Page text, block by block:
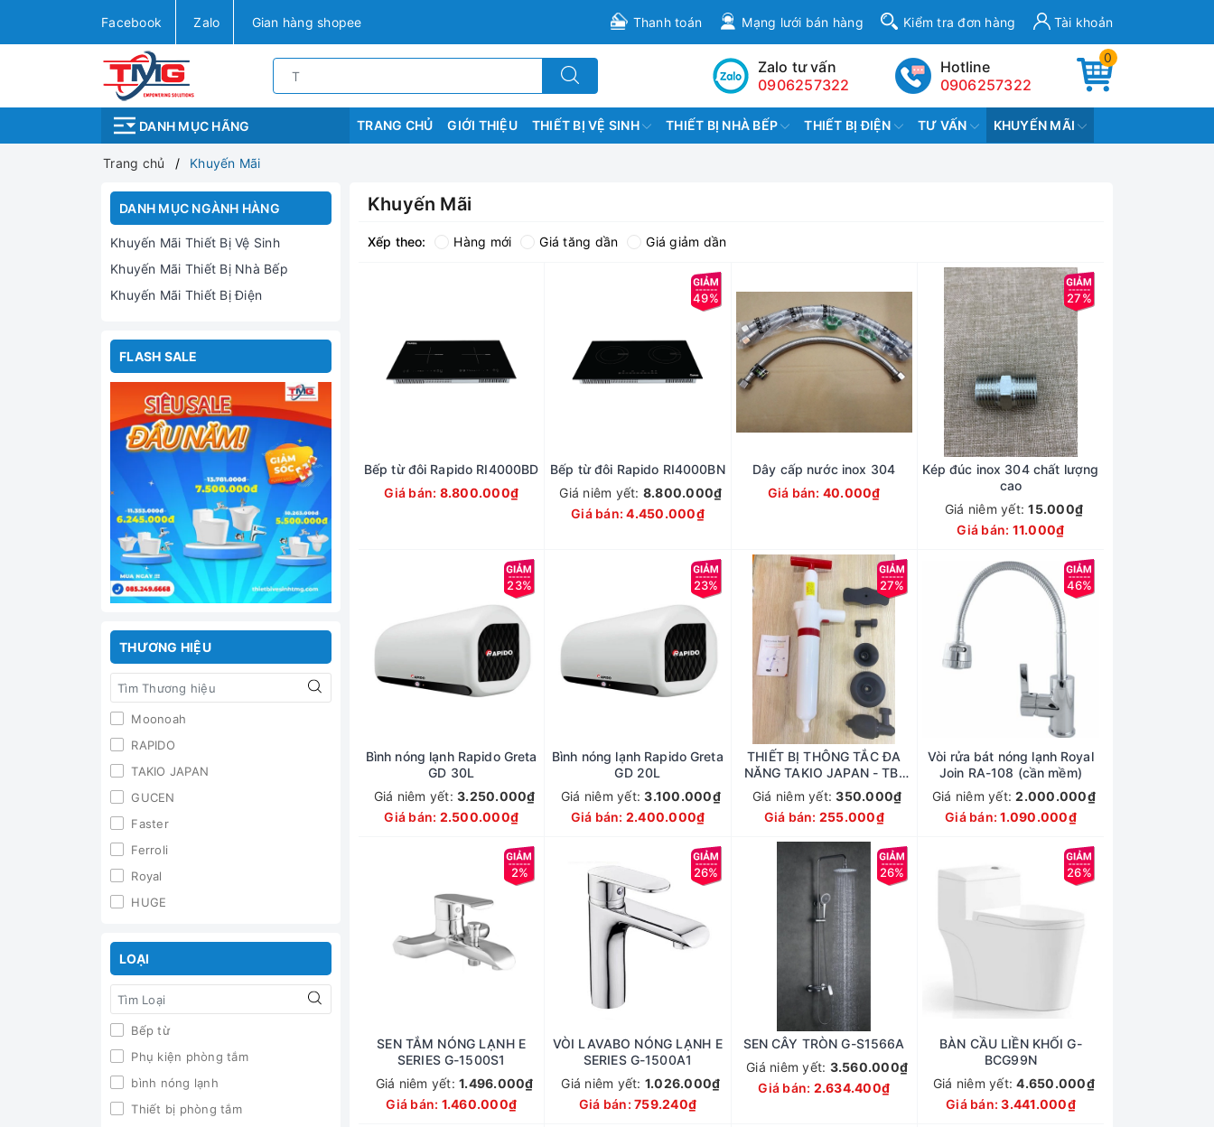
Facebook Zalo Gian hàng shopee Thanh toán Mạng lưới bán hàng Kiểm tra đơn hàng Tài khoản
0
Hotline
0906257322
Zalo tư vấn
0906257322
DANH MỤC HÃNG TRANG CHỦ GIỚI THIỆU THIẾT BỊ VỆ SINH THIẾT BỊ NHÀ BẾP THIẾT BỊ ĐIỆN TƯ VẤN KHUYẾN MÃI
Trang chủ Khuyến Mãi
DANH MỤC NGÀNH HÀNG
Khuyến Mãi Thiết Bị Vệ Sinh
Khuyến Mãi Thiết Bị Nhà Bếp
Khuyến Mãi Thiết Bị Điện
FLASH SALE
THƯƠNG HIỆU
Moonoah
RAPIDO
TAKIO JAPAN
GUCEN
Faster
Ferroli
Royal
HUGE
LOẠI
Bếp từ
Phụ kiện phòng tắm
bình nóng lạnh
Thiết bị phòng tắm
Khuyến Mãi
Xếp theo: Hàng mới Giá tăng dần Giá giảm dần
Bếp từ đôi Rapido RI4000BD
Giá bán: 8.800.000₫
49%
Bếp từ đôi Rapido RI4000BN
Giá niêm yết: 8.800.000₫
Giá bán:4.450.000₫
Dây cấp nước inox 304
Giá bán: 40.000₫
27%
Kép đúc inox 304 chất lượng
cao
Giá niêm yết:15.000₫
Giá bán: 11.000₫
23%
Bình nóng lạnh Rapido Greta
GD 30L
Giá niêm yết:3.250.000₫
Giá bán: 2.500.000₫
23%
Bình nóng lạnh Rapido Greta
GD 20L
Giá niêm yết:3.100.000₫
Giá bán: 2.400.000₫
27%
THIẾT BỊ THÔNG TẮC ĐA
NĂNG TAKIO JAPAN - TB-
TTDN-TKO
Giá niêm yết:350.000₫
Giá bán: 255.000₫
46%
Vòi rửa bát nóng lạnh Royal
Join RA-108 (cần mềm)
Giá niêm yết:2.000.000₫
Giá bán:1.090.000₫
2%
SEN TẮM NÓNG LẠNH E
SERIES G-1500S1
Giá niêm yết:1.496.000₫
Giá bán: 1.460.000₫
26%
VÒI LAVABO NÓNG LẠNH E
SERIES G-1500A1
Giá niêm yết: 1.026.000₫
Giá bán: 759.240₫
26%
SEN CÂY TRÒN G-S1566A
Giá niêm yết: 3.560.000₫
Giá bán: 2.634.400₫
26%
BÀN CẦU LIỀN KHỐI G-
BCG99N
Giá niêm yết:4.650.000₫
Giá bán:3.441.000₫